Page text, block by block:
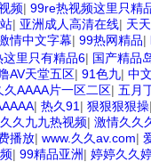
频| 99re热视频这里只精
| 亚洲成人高清在线| 天
情中文字幕| 99热网精品|
这里只有精品6| 国产精品
AV天堂五区| 91色九| 中
久AAAA片一区二区| 五月
| 热久91 | 狠狠狠狠操
久久九九热视频| 激情久久
播放| www.久久av.com|
| 99精品亚洲| 婷婷久久